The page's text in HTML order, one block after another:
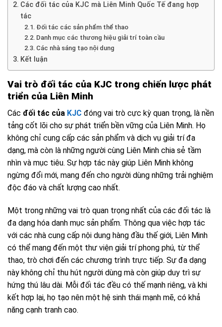
Các đối tác của KJC mà Liên Minh Quốc Tế đang hợp
tác
Đối tác các sản phẩm thể thao
Danh mục các thương hiệu giải trí toàn cầu
Các nhà sáng tạo nội dung
Kết luận
Vai trò đối tác của KJC trong chiến lược phát
triển của Liên Minh
Các đối tác của KJC đóng vai trò cực kỳ quan trọng, là nền
tảng cốt lõi cho sự phát triển bền vững của Liên Minh. Họ
không chỉ cung cấp các sản phẩm và dịch vụ giải trí đa
dạng, mà còn là những người cùng Liên Minh chia sẻ tầm
nhìn và mục tiêu. Sự hợp tác này giúp Liên Minh không
ngừng đổi mới, mang đến cho người dùng những trải nghiệm
độc đáo và chất lượng cao nhất.
Một trong những vai trò quan trọng nhất của các đối tác là
đa dạng hóa danh mục sản phẩm. Thông qua việc hợp tác
với các nhà cung cấp nội dung hàng đầu thế giới, Liên Minh
có thể mang đến một thư viện giải trí phong phú, từ thể
thao, trò chơi đến các chương trình trực tiếp. Sự đa dạng
này không chỉ thu hút người dùng mà còn giúp duy trì sự
hứng thú lâu dài. Mỗi đối tác đều có thế mạnh riêng, và khi
kết hợp lại, họ tạo nên một hệ sinh thái mạnh mẽ, có khả
năng cạnh tranh cao.